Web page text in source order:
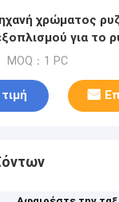
χρώματος
για το
MOQ：1 PC